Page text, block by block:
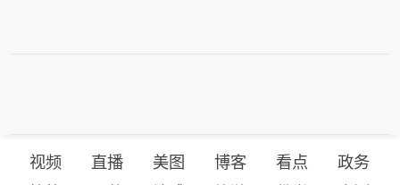
视频 直播 美图 博客 看点
政务